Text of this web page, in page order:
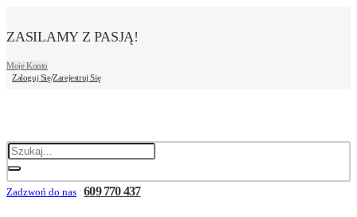
ZASILAMY Z PASJĄ!
Moje Konto
Zaloguj Się/Zarejestruj Się
Zadzwoń do nas : 609 770 437